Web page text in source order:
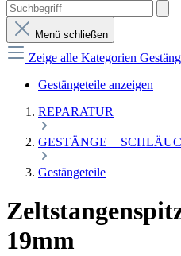
Menü schließen
Zeige alle Kategorien
Gestängeteile anzeigen
REPARATUR
GESTÄNGE +
Gestängeteile
19mm